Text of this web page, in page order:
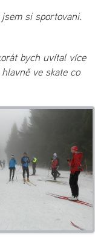
si sportovani.
bych uvítal více
ve skate co